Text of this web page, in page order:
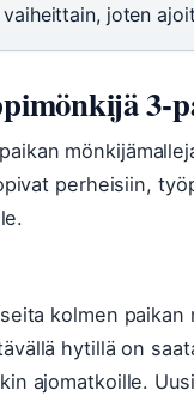
joten
3-
perheisiin,
kolmen paikan
hytillä on
ajomatkoille.